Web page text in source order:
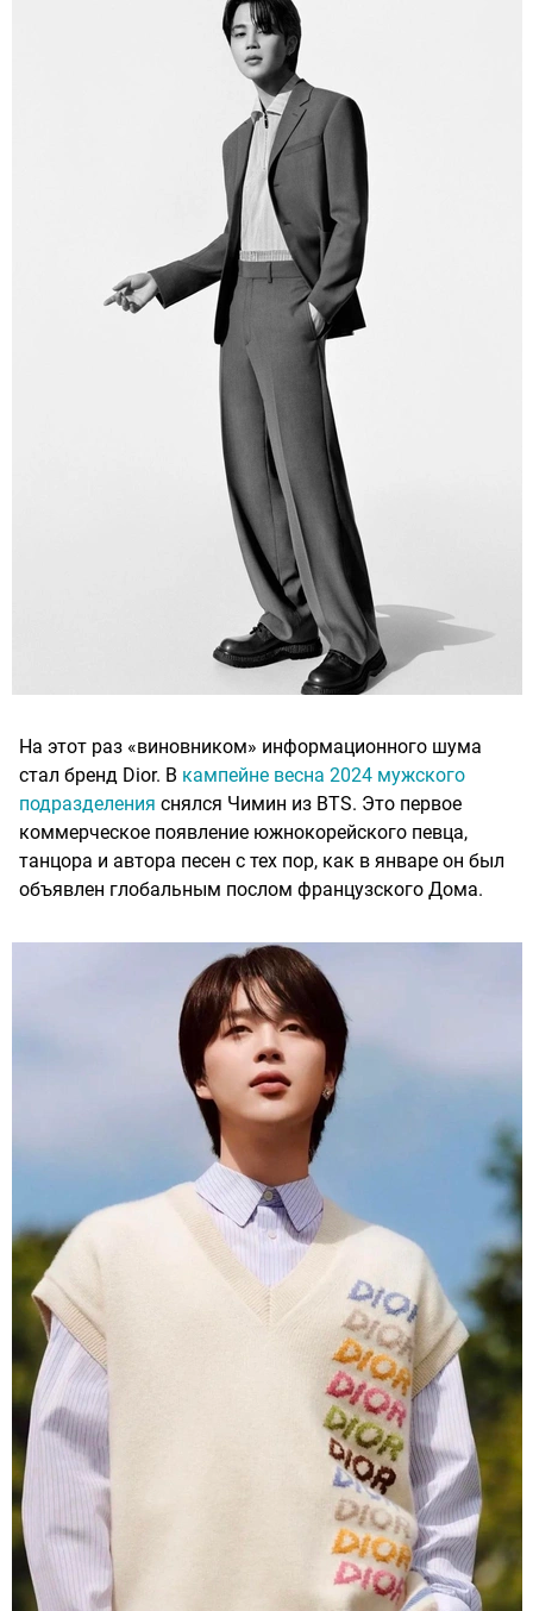
На этот раз «виновником» информационного шума
стал бренд Dior. В кампейне весна 2024 мужского
подразделения снялся Чимин из BTS. Это первое
коммерческое появление южнокорейского певца,
танцора и автора песен с тех пор, как в январе он был
объявлен глобальным послом французского Дома.